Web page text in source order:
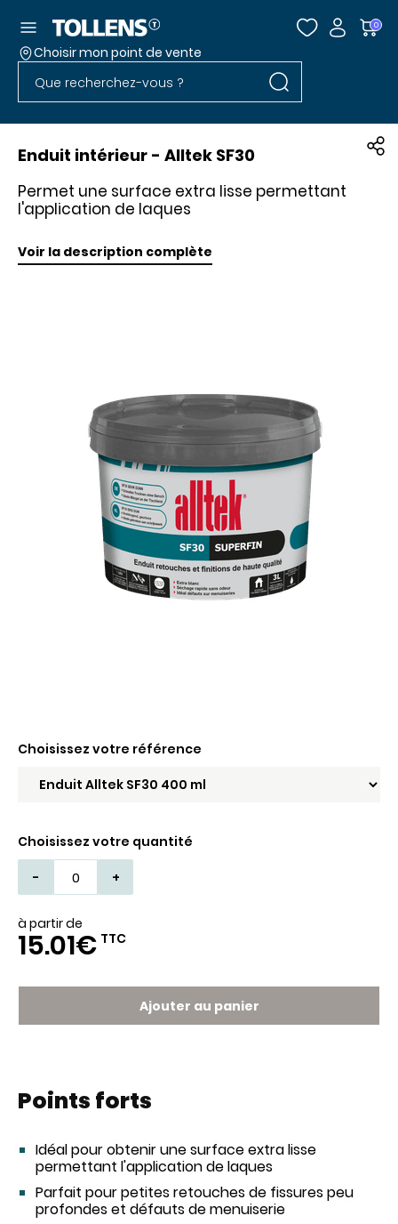
0
Passer la liste des magasins et aller au pied
Choisir mon point de vente
Rechercher dans le site Rechercher
Accéder au menu
Enduit intérieur - Alltek SF30
Permet une surface extra lisse permettant
l'application de laques
Voir la description complète
Choisissez votre référence
Choisissez votre quantité
-
+
à partir de
15.01€ TTC
Ajouter au panier
Points forts
Idéal pour obtenir une surface extra lisse
permettant l'application de laques
Parfait pour petites retouches de fissures peu
profondes et défauts de menuiserie